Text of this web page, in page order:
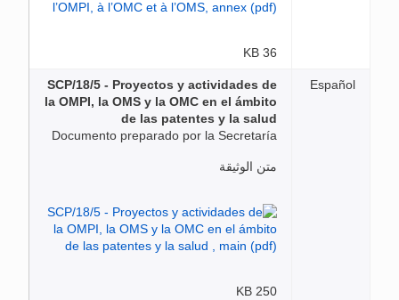
36 KB
Español
SCP/18/5 - Proyectos y actividades de
la OMPI, la OMS y la OMC en el ámbito
de las patentes y la salud
Documento preparado por la Secretaría
متن الوثيقة
250 KB